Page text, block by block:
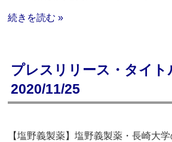
続きを読む »
プレスリリース・タイ
2020/11/25
【塩野義製薬】塩野義製薬・長崎大